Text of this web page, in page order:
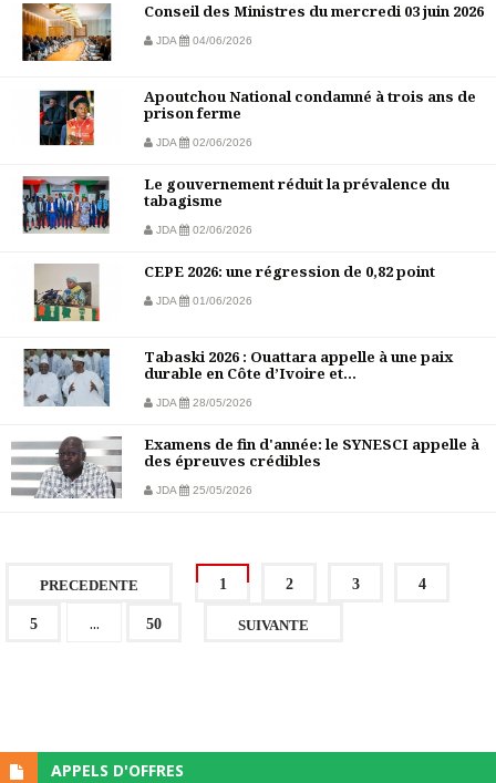
Conseil des Ministres du mercredi 03 juin 2026
JDA 04/06/2026
Apoutchou National condamné à trois ans de
prison ferme
JDA 02/06/2026
Le gouvernement réduit la prévalence du
tabagisme
JDA 02/06/2026
CEPE 2026: une régression de 0,82 point
JDA 01/06/2026
Tabaski 2026 : Ouattara appelle à une paix
durable en Côte d’Ivoire et...
JDA 28/05/2026
Examens de fin d'année: le SYNESCI appelle à
des épreuves crédibles
JDA 25/05/2026
PRECEDENTE 1 2 3 4
5 ... 50 SUIVANTE
APPELS D'OFFRES